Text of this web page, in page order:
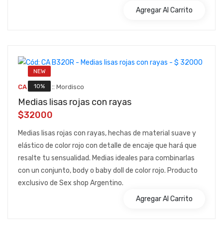
Agregar Al Carrito
NEW
10%
CA B320R :: Mordisco
Medias lisas rojas con rayas
$32000
Medias lisas rojas con rayas, hechas de material suave y
elástico de color rojo con detalle de encaje que hará que
resalte tu sensualidad. Medias ideales para combinarlas
con un conjunto, body o baby doll de color rojo. Producto
exclusivo de Sex shop Argentino.
Agregar Al Carrito